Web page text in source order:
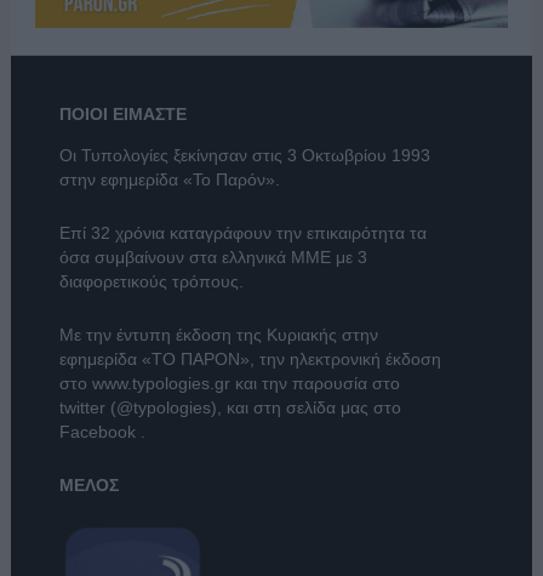
ΠΟΙΟΙ ΕΙΜΑΣΤΕ
Οι Τυπολογίες ξεκίνησαν στις 3 Οκτωβρίου 1993
στην εφημερίδα «Το Παρόν».
Επί 32 χρόνια καταγράφουν την επικαιρότητα τα
όσα συμβαίνουν στα ελληνικά ΜΜΕ με 3
διαφορετικούς τρόπους.
Με την έντυπη έκδοση της Κυριακής στην
εφημερίδα «ΤΟ ΠΑΡΟΝ» , την ηλεκτρονική έκδοση
στο www.typologies.grκαι την παρουσία στο
twitter (@typologies) , και στη σελίδα μας στο
Facebook
ΜΕΛΟΣ